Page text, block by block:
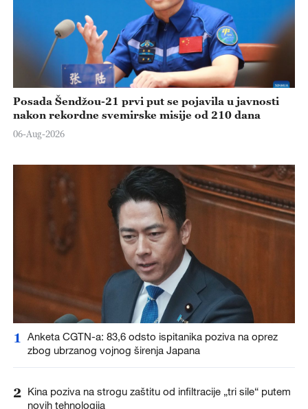
Posada Šendžou-21 prvi put se pojavila u javnosti
nakon rekordne svemirske misije od 210 dana
06-Aug-2026
1
Anketa CGTN-a: 83,6 odsto ispitanika poziva na oprez
zbog ubrzanog vojnog širenja Japana
2 Kina poziva na strogu zaštitu od infiltracije „tri sile“ putem
novih tehnologija